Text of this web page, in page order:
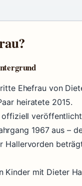
Ehefrau von
heiratete 2015.
offiziell
1967 aus –
Hallervorden
Kinder mit Dieter